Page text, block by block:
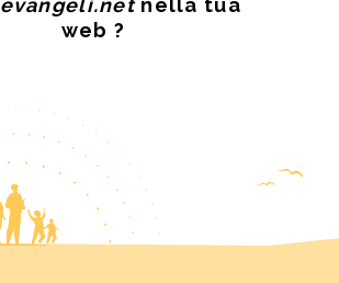
evangeli.netnella tua
web ?